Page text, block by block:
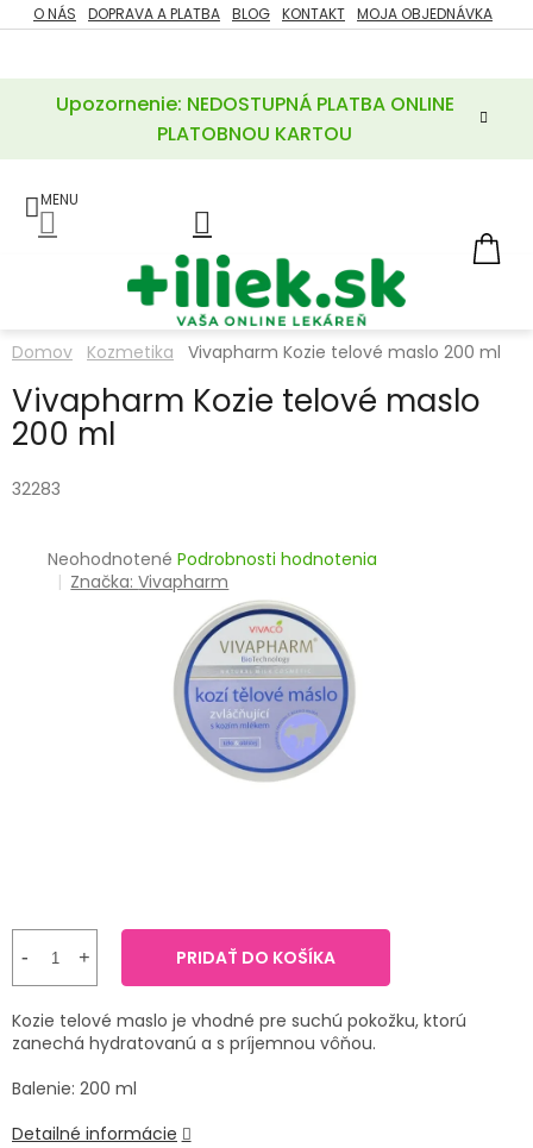
Prejsť
na
Upozornenie: NEDOSTUPNÁ PLATBA ONLINE
PLATOBNOU KARTOU
O NÁS DOPRAVA A PLATBA BLOG KONTAKT MOJA OBJEDNÁVKA
ZĽAVY
POTREBY
A
LIEKY
A
MINERÁLY
KOZMETIKA
PRÍRODNÉ
VETERINA
Domov Kozmetika Vivapharm Kozie telové maslo 200 ml
Vivapharm Kozie telové maslo
200 ml
32283
Priemerné
hodnotenie
Neohodnotené Podrobnosti hodnotenia
Značka:Vivapharm
PRIDAŤ DO KOŠÍKA
Kozie telové maslo je vhodné pre suchú pokožku, ktorú
zanechá hydratovanú a s príjemnou vôňou.
Balenie: 200 ml
Detailné informácie